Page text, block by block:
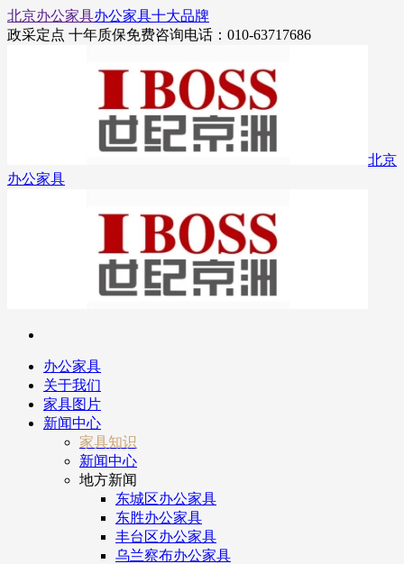
北京办公家具办公家具十大品牌
政采定点 十年质保免费咨询电话：010-63717686
北京
办公家具
办公家具
关于我们
家具图片
新闻中心
家具知识
新闻中心
地方新闻
东城区办公家具
东胜办公家具
丰台区办公家具
乌兰察布办公家具